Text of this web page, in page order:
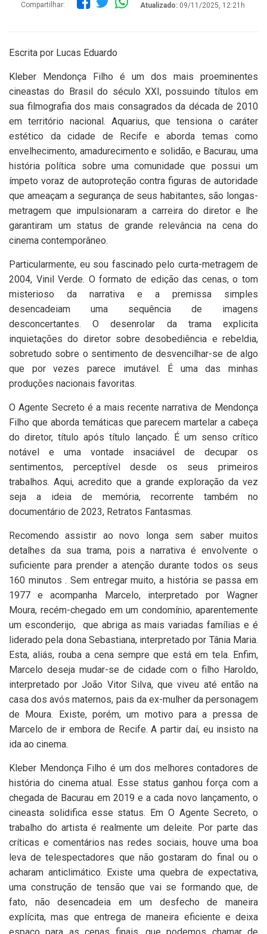
Compartilhar: Atualizado: 09/11/2025, 12:21h
Escrita por Lucas Eduardo
Kleber Mendonça Filho é um dos mais proeminentes
cineastas do Brasil do século XXI, possuindo títulos em
sua filmografia dos mais consagrados da década de 2010
em território nacional. Aquarius, que tensiona o caráter
estético da cidade de Recife e aborda temas como
envelhecimento, amadurecimento e solidão, e Bacurau, uma
história política sobre uma comunidade que possui um
ímpeto voraz de autoproteção contra figuras de autoridade
que ameaçam a segurança de seus habitantes, são longas-
metragem que impulsionaram a carreira do diretor e lhe
garantiram um status de grande relevância na cena do
cinema contemporâneo.
Particularmente, eu sou fascinado pelo curta-metragem de
2004, Vinil Verde. O formato de edição das cenas, o tom
misterioso da narrativa e a premissa simples
desencadeiam uma sequência de imagens
desconcertantes. O desenrolar da trama explicita
inquietações do diretor sobre desobediência e rebeldia,
sobretudo sobre o sentimento de desvencilhar-se de algo
que por vezes parece imutável. É uma das minhas
produções nacionais favoritas.
O Agente Secreto é a mais recente narrativa de Mendonça
Filho que aborda temáticas que parecem martelar a cabeça
do diretor, título após título lançado. É um senso crítico
notável e uma vontade insaciável de decupar os
sentimentos, perceptível desde os seus primeiros
trabalhos. Aqui, acredito que a grande exploração da vez
seja a ideia de memória, recorrente também no
documentário de 2023, Retratos Fantasmas.
Recomendo assistir ao novo longa sem saber muitos
detalhes da sua trama, pois a narrativa é envolvente o
suficiente para prender a atenção durante todos os seus
160 minutos . Sem entregar muito, a história se passa em
1977 e acompanha Marcelo, interpretado por Wagner
Moura, recém-chegado em um condomínio, aparentemente
um esconderijo, que abriga as mais variadas famílias e é
liderado pela dona Sebastiana, interpretado por Tânia Maria.
Esta, aliás, rouba a cena sempre que está em tela. Enfim,
Marcelo deseja mudar-se de cidade com o filho Haroldo,
interpretado por João Vitor Silva, que viveu até então na
casa dos avós maternos, pais da ex-mulher da personagem
de Moura. Existe, porém, um motivo para a pressa de
Marcelo de ir embora de Recife. A partir daí, eu insisto na
ida ao cinema.
Kleber Mendonça Filho é um dos melhores contadores de
história do cinema atual. Esse status ganhou força com a
chegada de Bacurau em 2019 e a cada novo lançamento, o
cineasta solidifica esse status. Em O Agente Secreto, o
trabalho do artista é realmente um deleite. Por parte das
críticas e comentários nas redes sociais, houve uma boa
leva de telespectadores que não gostaram do final ou o
acharam anticlimático. Existe uma quebra de expectativa,
uma construção de tensão que vai se formando que, de
fato, não desencadeia em um desfecho de maneira
explícita, mas que entrega de maneira eficiente e deixa